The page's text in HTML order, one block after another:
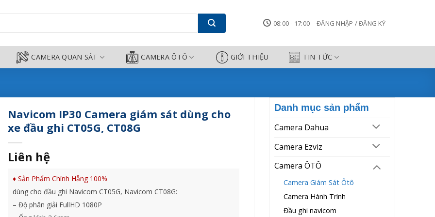
cho xe đầu ghi CT05G, CT08G - Camera Công Thành
08:00 - 17:00 ĐĂNG NHẬP / ĐĂNG KÝ
CAMERA QUAN SÁT CAMERA ÔTÔ GIỚI THIỆU TIN TỨC
Danh mục sản phẩm
Camera Dahua
Camera Ezviz
Camera ÔTÔ
Camera Giám Sát Ôtô
Camera Hành Trình
Đầu ghi navicom
Navicom IP30 Camera giám sát dùng cho
xe đầu ghi CT05G, CT08G
Liên hệ
♦ Sản Phẩm Chính Hẵng 100%
dùng cho đầu ghi Navicom CT05G, Navicom CT08G:
– Độ phân giải FullHD 1080P